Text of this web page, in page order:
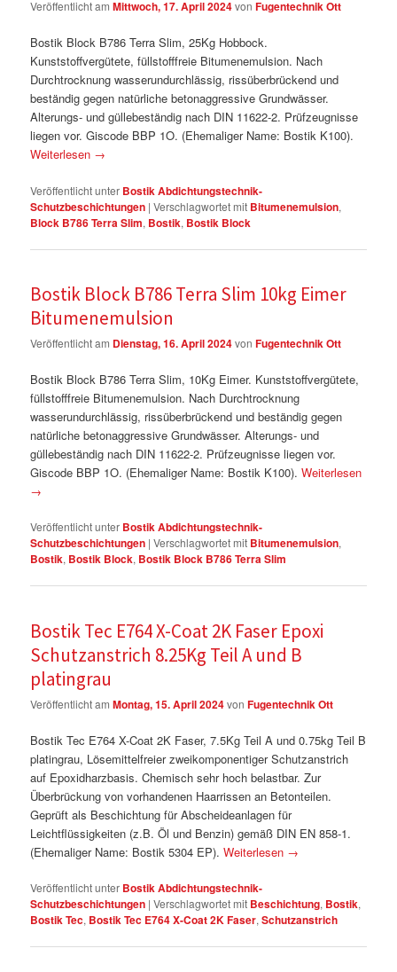
Veröffentlicht amMittwoch, 17. April 2024vonFugentechnik Ott
Bostik Block B786 Terra Slim, 25Kg Hobbock.
Kunststoffvergütete, füllstofffreie Bitumenemulsion. Nach
Durchtrocknung wasserundurchlässig, rissüberbrückend und
beständig gegen natürliche betonaggressive Grundwässer.
Alterungs- und güllebeständig nach DIN 11622-2. Prüfzeugnisse
liegen vor. Giscode BBP 1O. (Ehemaliger Name: Bostik K100).
Weiterlesen →
Veröffentlicht unter Bostik Abdichtungstechnik-
Schutzbeschichtungen |Verschlagwortet mit Bitumenemulsion,
Block B786 Terra Slim, Bostik, Bostik Block
Bostik Block B786 Terra Slim 10kg Eimer
Bitumenemulsion
Veröffentlicht am Dienstag, 16. April 2024vonFugentechnik Ott
Bostik Block B786 Terra Slim, 10Kg Eimer. Kunststoffvergütete,
füllstofffreie Bitumenemulsion. Nach Durchtrocknung
wasserundurchlässig, rissüberbrückend und beständig gegen
natürliche betonaggressive Grundwässer. Alterungs- und
güllebeständig nach DIN 11622-2. Prüfzeugnisse liegen vor.
Giscode BBP 1O. (Ehemaliger Name: Bostik K100).Weiterlesen
→
Veröffentlicht unter Bostik Abdichtungstechnik-
Schutzbeschichtungen |Verschlagwortet mit Bitumenemulsion,
Bostik, Bostik Block, Bostik Block B786 Terra Slim
Bostik Tec E764 X-Coat 2K Faser Epoxi
Schutzanstrich 8.25Kg Teil A und B
platingrau
Veröffentlicht amMontag, 15. April 2024vonFugentechnik Ott
Bostik Tec E764 X-Coat 2K Faser, 7.5Kg Teil A und 0.75kg Teil B
platingrau, Lösemittelfreier zweikomponentiger Schutzanstrich
auf Epoxidharzbasis. Chemisch sehr hoch belastbar. Zur
Überbrückung von vorhandenen Haarrissen an Betonteilen.
Geprüft als Beschichtung für Abscheideanlagen für
Leichtflüssigkeiten (z.B. Öl und Benzin) gemäß DIN EN 858-1.
(Ehemaliger Name: Bostik 5304 EP).Weiterlesen →
Veröffentlicht unter Bostik Abdichtungstechnik-
Schutzbeschichtungen |Verschlagwortet mit Beschichtung, Bostik,
Bostik Tec, Bostik Tec E764 X-Coat 2K Faser,Schutzanstrich